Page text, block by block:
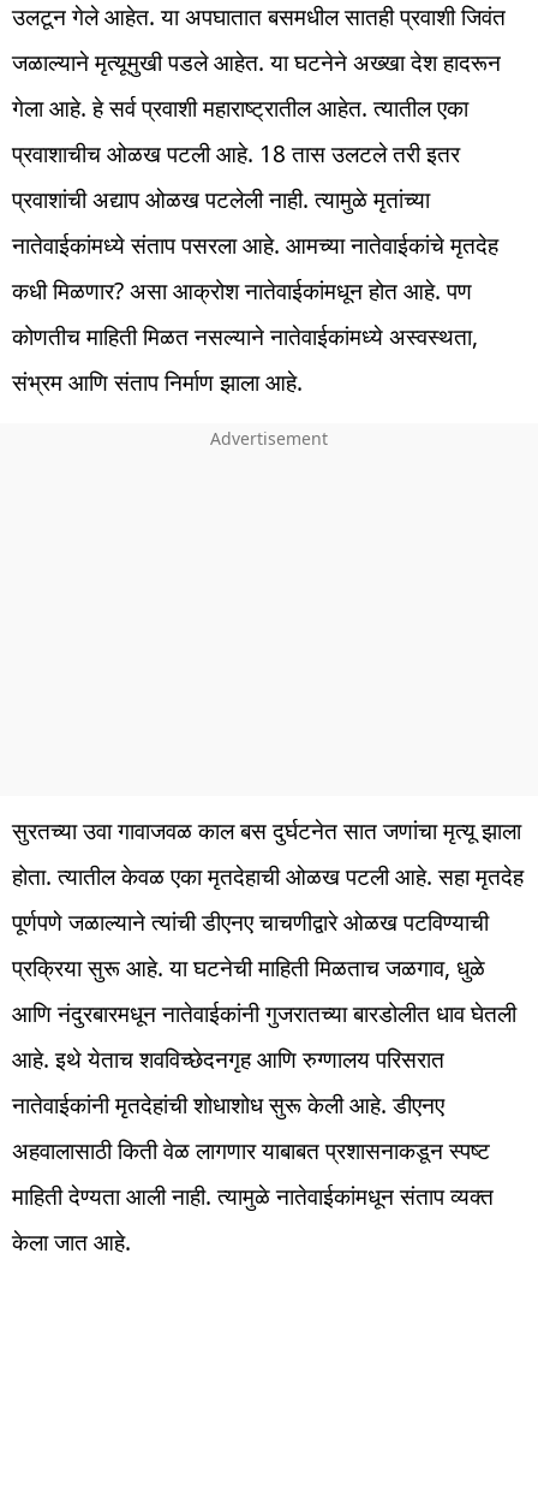
उलटून गेले आहेत. या अपघातात बसमधील सातही प्रवाशी जिवंत
जळाल्याने मृत्यूमुखी पडले आहेत. या घटनेने अख्खा देश हादरून
गेला आहे. हे सर्व प्रवाशी महाराष्ट्रातील आहेत. त्यातील एका
प्रवाशाचीच ओळख पटली आहे. 18 तास उलटले तरी इतर
प्रवाशांची अद्याप ओळख पटलेली नाही. त्यामुळे मृतांच्या
नातेवाईकांमध्ये संताप पसरला आहे. आमच्या नातेवाईकांचे मृतदेह
कधी मिळणार? असा आक्रोश नातेवाईकांमधून होत आहे. पण
कोणतीच माहिती मिळत नसल्याने नातेवाईकांमध्ये अस्वस्थता,
संभ्रम आणि संताप निर्माण झाला आहे.
सुरतच्या उवा गावाजवळ काल बस दुर्घटनेत सात जणांचा मृत्यू झाला
होता. त्यातील केवळ एका मृतदेहाची ओळख पटली आहे. सहा मृतदेह
पूर्णपणे जळाल्याने त्यांची डीएनए चाचणीद्वारे ओळख पटविण्याची
प्रक्रिया सुरू आहे. या घटनेची माहिती मिळताच जळगाव, धुळे
आणि नंदुरबारमधून नातेवाईकांनी गुजरातच्या बारडोलीत धाव घेतली
आहे. इथे येताच शवविच्छेदनगृह आणि रुग्णालय परिसरात
नातेवाईकांनी मृतदेहांची शोधाशोध सुरू केली आहे. डीएनए
अहवालासाठी किती वेळ लागणार याबाबत प्रशासनाकडून स्पष्ट
माहिती देण्यता आली नाही. त्यामुळे नातेवाईकांमधून संताप व्यक्त
केला जात आहे.